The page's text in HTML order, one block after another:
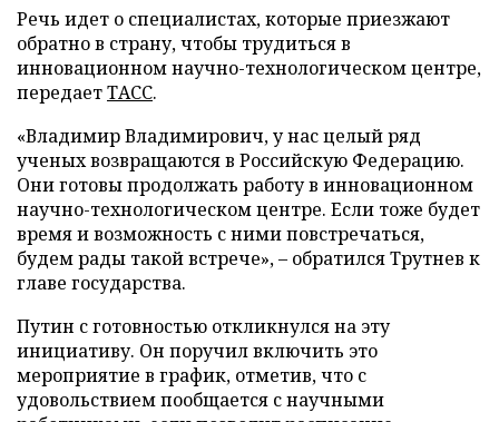
Речь идет о специалистах, которые приезжают
обратно в страну, чтобы трудиться в
инновационном научно-технологическом центре,
передаетТАСС.
«Владимир Владимирович, у нас целый ряд
ученых возвращаются в Российскую Федерацию.
Они готовы продолжать работу в инновационном
научно-технологическом центре. Если тоже будет
время и возможность с ними повстречаться,
будем рады такой встрече», – обратился Трутнев к
главе государства.
Путин с готовностью откликнулся на эту
инициативу. Он поручил включить это
мероприятие в график, отметив, что с
удовольствием пообщается с научными